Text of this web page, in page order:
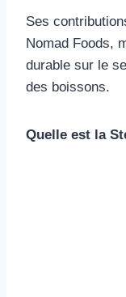
Ses
Nomad Foods,
durable sur le
des boissons.
Quelle est la